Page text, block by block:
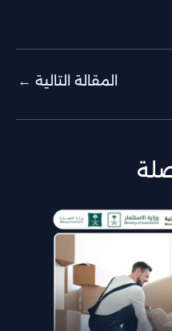
المقالة التالية ←